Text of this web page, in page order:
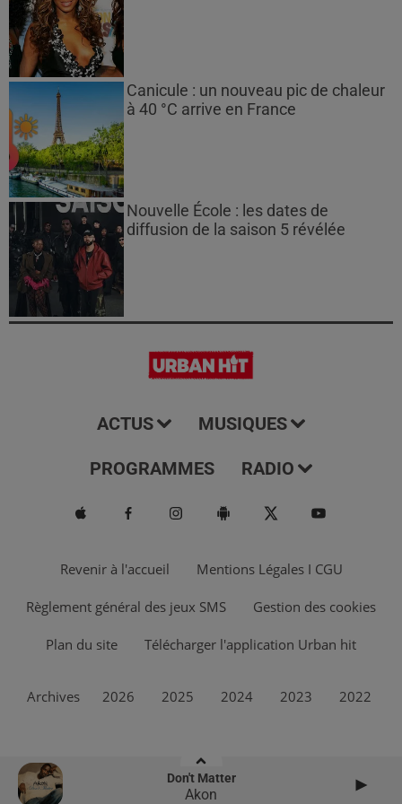
Don't Matter
Akon
Canicule : un nouveau pic de chaleur
à 40 °C arrive en France
Nouvelle École : les dates de
diffusion de la saison 5 révélée
ACTUS MUSIQUES
PROGRAMMES RADIO
Revenir à l'accueil Mentions Légales I CGU
Règlement général des jeux SMS Gestion des cookies
Plan du site Télécharger l'application Urban hit
Archives 2026 2025 2024 2023 2022